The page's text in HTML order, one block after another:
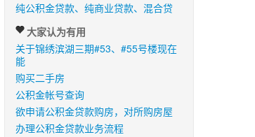
纯公积金贷款、纯商业贷款、混合贷
大家认为有用
关于锦绣滨湖三期#53、#55号楼现在
能
购买二手房
公积金帐号查询
欲申请公积金贷款购房，对所购房屋
办理公积金贷款业务流程